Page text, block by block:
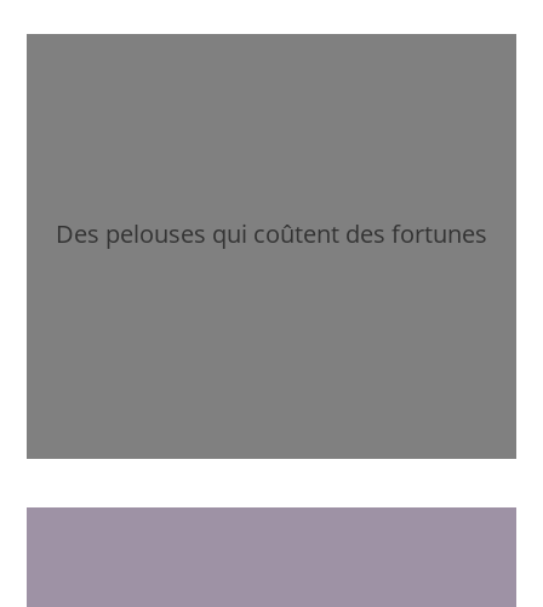
Des pelouses qui coûtent des fortunes